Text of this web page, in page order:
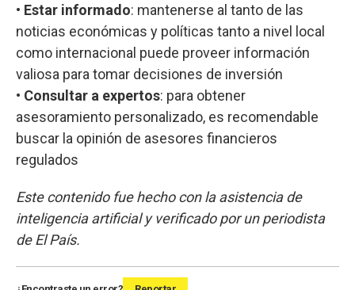
• Estar informado: mantenerse al tanto de las
noticias económicas y políticas tanto a nivel local
como internacional puede proveer información
valiosa para tomar decisiones de inversión
• Consultar a expertos: para obtener
asesoramiento personalizado, es recomendable
buscar la opinión de asesores financieros
regulados
Este contenido fue hecho con la asistencia de
inteligencia artificial y verificado por un periodista
de El País.